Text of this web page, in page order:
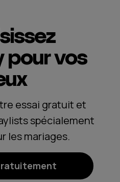
vos
essai gratuit et
spécialement
les mariages.